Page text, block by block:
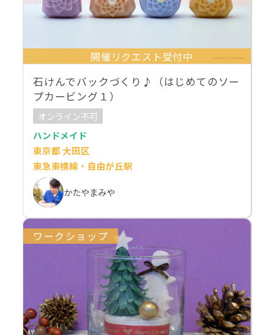
開催リクエスト受付中
石けんでバックづくり♪（はじめてのソー
プカービング１）
オンライン不可
ハンドメイド
東京都 大田区
東急東横線・自由が丘駅
かたやまみや
ワークショップ